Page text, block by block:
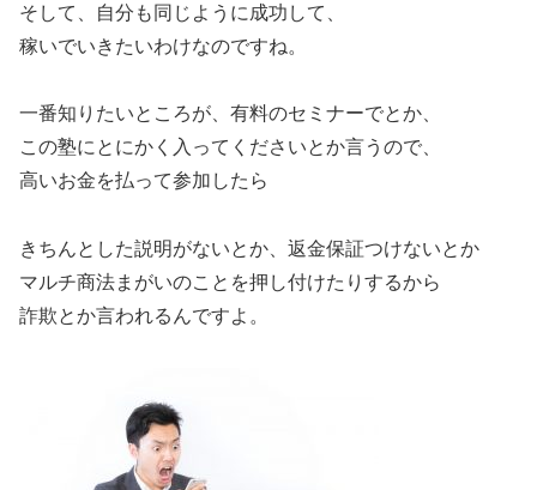
そして、自分も同じように成功して、
稼いでいきたいわけなのですね。
一番知りたいところが、有料のセミナーでとか、
この塾にとにかく入ってくださいとか言うので、
高いお金を払って参加したら
きちんとした説明がないとか、返金保証つけないとか
マルチ商法まがいのことを押し付けたりするから
詐欺とか言われるんですよ。